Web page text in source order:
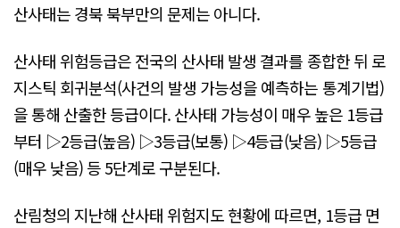
산사태는 경북 북부만의 문제는 아니다.
산사태 위험등급은 전국의 산사태 발생 결과를 종합한 뒤 로
지스틱 회귀분석(사건의 발생 가능성을 예측하는 통계기법)
을 통해 산출한 등급이다. 산사태 가능성이 매우 높은 1등급
부터 ▷2등급(높음) ▷3등급(보통) ▷4등급(낮음) ▷5등급
(매우 낮음) 등 5단계로 구분된다.
산림청의 지난해 산사태 위험지도 현황에 따르면, 1등급 면